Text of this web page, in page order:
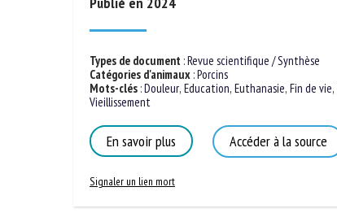
Types de document :Revue scientifique / Synthèse
Catégories d'animaux :Porcins
Mots-clés :Douleur, Education, Euthanasie, Fin de vie,
Vieillissement
En savoir plus Accéder à la source
Signaler un lien mort